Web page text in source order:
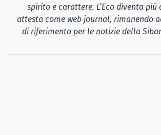
spirito e carattere. L’Eco diventa più
attesta come web journal, rimanendo
di riferimento per le notizie della